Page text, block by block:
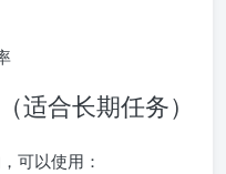
适合长期任务）
可以使用：